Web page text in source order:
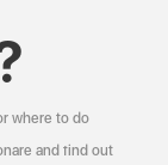
where to do
and find out